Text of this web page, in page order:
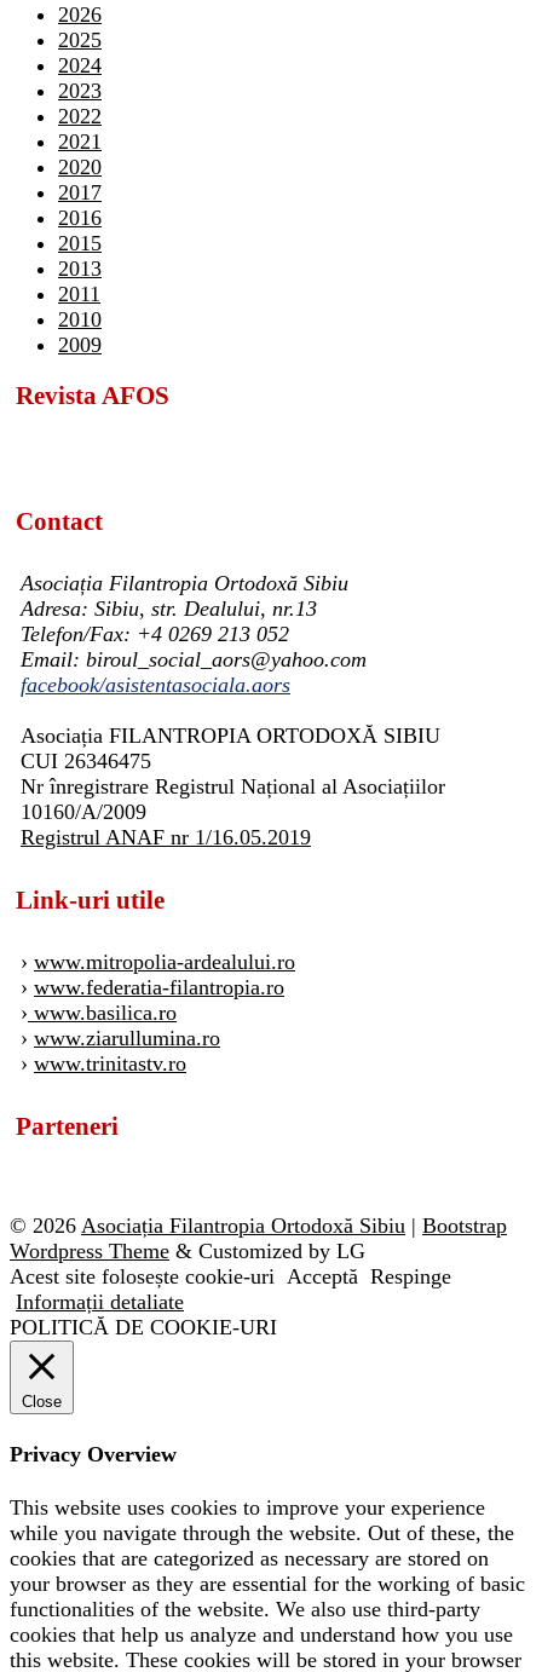
2026
2025
2024
2023
2022
2021
2020
2017
2016
2015
2013
2011
2010
2009
Revista AFOS
Contact
Asociația Filantropia Ortodoxă Sibiu
Adresa: Sibiu, str. Dealului, nr.13
Telefon/Fax: +4 0269 213 052
Email: biroul_social_aors@yahoo.com
facebook/asistentasociala.aors
Asociația FILANTROPIA ORTODOXĂ SIBIU
CUI 26346475
Nr înregistrare Registrul Național al Asociațiilor
10160/A/2009
Registrul ANAF nr 1/16.05.2019
Link-uri utile
› www.mitropolia-ardealului.ro
› www.federatia-filantropia.ro
› www.basilica.ro
› www.ziarullumina.ro
› www.trinitastv.ro
Parteneri
© 2026 Asociația Filantropia Ortodoxă Sibiu | Bootstrap
Wordpress Theme & Customized by LG
Acest site folosește cookie-uri Acceptă Respinge
Informații detaliate
POLITICĂ DE COOKIE-URI
Close
Privacy Overview
This website uses cookies to improve your experience
while you navigate through the website. Out of these, the
cookies that are categorized as necessary are stored on
your browser as they are essential for the working of basic
functionalities of the website. We also use third-party
cookies that help us analyze and understand how you use
this website. These cookies will be stored in your browser